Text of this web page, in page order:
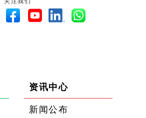
资讯中心
新闻公布